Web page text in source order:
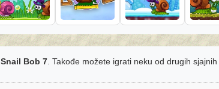
Snail Bob 7. Takođe možete igrati neku od drugih